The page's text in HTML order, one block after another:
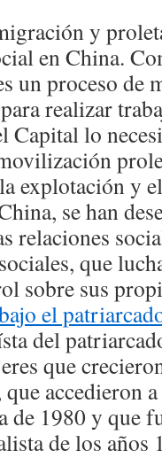
y
en China.
un proceso de
realizar
Capital lo
explotación y
se han
relaciones
que
sobre sus
el
del
que
accedieron a
de 1980 y que
de los años